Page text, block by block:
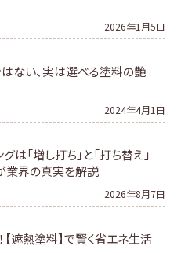
2026年1月5日
ない、実は選べる塗料の艶
2024年4月1日
は「増し打ち」と「打ち替え」
業界の真実を解説
2026年8月7日
遮熱塗料】で賢く省エネ生活